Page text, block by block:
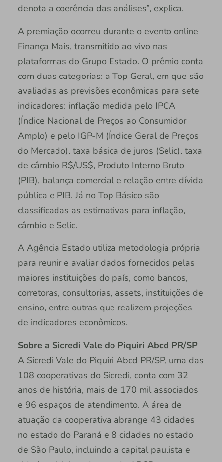
denota a coerência das análises”, explica.
A premiação ocorreu durante o evento online
Finança Mais, transmitido ao vivo nas
plataformas do Grupo Estado. O prêmio conta
com duas categorias: a Top Geral, em que são
avaliadas as previsões econômicas para sete
indicadores: inflação medida pelo IPCA
(Índice Nacional de Preços ao Consumidor
Amplo) e pelo IGP-M (Índice Geral de Preços
do Mercado), taxa básica de juros (Selic), taxa
de câmbio R$/US$, Produto Interno Bruto
(PIB), balança comercial e relação entre dívida
pública e PIB. Já no Top Básico são
classificadas as estimativas para inflação,
câmbio e Selic.
A Agência Estado utiliza metodologia própria
para reunir e avaliar dados fornecidos pelas
maiores instituições do país, como bancos,
corretoras, consultorias, assets, instituições de
ensino, entre outras que realizem projeções
de indicadores econômicos.
Sobre a Sicredi Vale do Piquiri Abcd PR/SP
A Sicredi Vale do Piquiri Abcd PR/SP, uma das
108 cooperativas do Sicredi, conta com 32
anos de história, mais de 170 mil associados
e 96 espaços de atendimento. A área de
atuação da cooperativa abrange 43 cidades
no estado do Paraná e 8 cidades no estado
de São Paulo, incluindo a capital paulista e